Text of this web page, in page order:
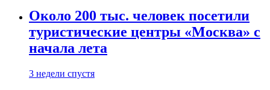
Около 200 тыс. человек посетили
туристические центры «Москва» с
начала лета
3 недели спустя